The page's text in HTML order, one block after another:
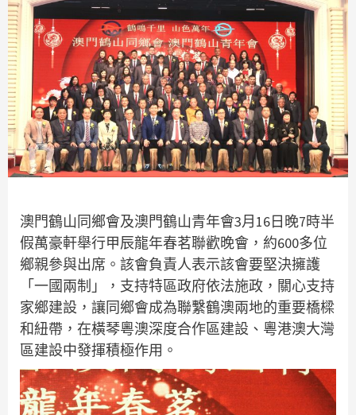
澳門鶴山同鄉會及澳門鶴山青年會3月16日晚7時半
假萬豪軒舉行甲辰龍年春茗聯歡晚會，約600多位
鄉親參與出席。該會負責人表示該會要堅決擁護
「一國兩制」，支持特區政府依法施政，關心支持
家鄉建設，讓同鄉會成為聯繫鶴澳兩地的重要橋樑
和紐帶，在橫琴粵澳深度合作區建設、粵港澳大灣
區建設中發揮積極作用。